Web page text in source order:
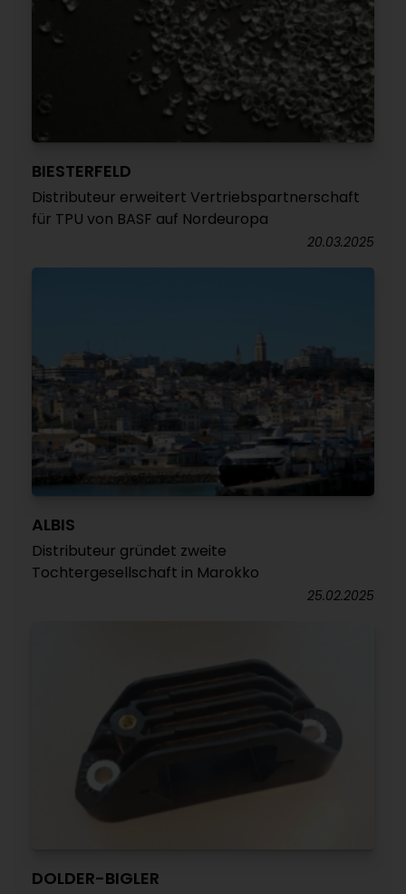
BIESTERFELD
Distributeur erweitert Vertriebspartnerschaft
für TPU von BASF auf Nordeuropa
20.03.2025
ALBIS
Distributeur gründet zweite
Tochtergesellschaft in Marokko
25.02.2025
DOLDER-BIGLER